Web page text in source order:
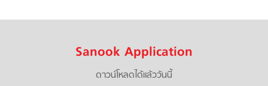
Sanook Application
ดาวน์โหลดได้แล้ววันนี้